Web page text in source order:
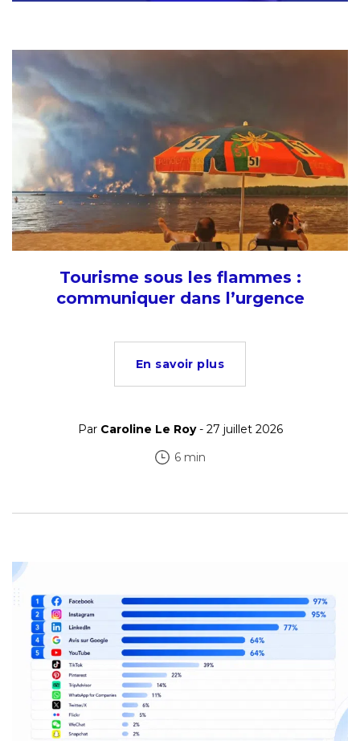
Tourisme sous les flammes :
communiquer dans l’urgence
En savoir plus
Par Caroline Le Roy- 27 juillet 2026
6 min